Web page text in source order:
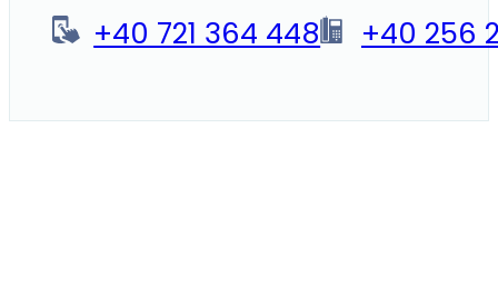
+40 721 364 448
+40 256